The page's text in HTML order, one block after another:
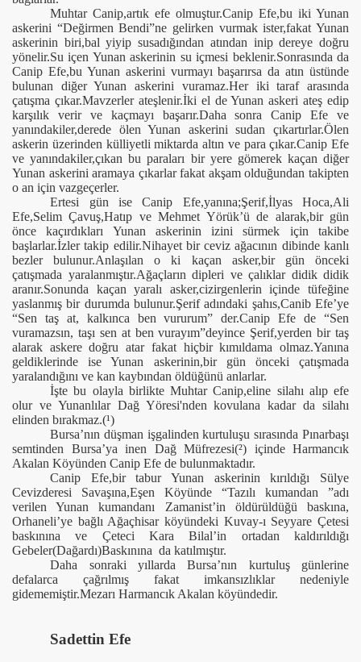
Muhtar Canip,artık efe olmuştur.Canip Efe,bu iki Yunan
askerini “Değirmen Bendi”ne gelirken vurmak ister,fakat Yunan
askerinin biri,bal yiyip susadığından atından inip dereye doğru
yönelir.Su içen Yunan askerinin su içmesi beklenir.Sonrasında da
Canip Efe,bu Yunan askerini vurmayı başarırsa da atın üstünde
bulunan diğer Yunan askerini vuramaz.Her iki taraf arasında
çatışma çıkar.Mavzerler ateşlenir.İki el de Yunan askeri ateş edip
karşılık verir ve kaçmayı başarır.Daha sonra Canip Efe ve
yanındakiler,derede ölen Yunan askerini sudan çıkartırlar.Ölen
askerin üzerinden külliyetli miktarda altın ve para çıkar.Canip Efe
ve yanındakiler,çıkan bu paraları bir yere gömerek kaçan diğer
Yunan askerini aramaya çıkarlar fakat akşam olduğundan takipten
o an için vazgeçerler.
Ertesi gün ise Canip Efe,yanına;Şerif,İlyas Hoca,Ali
Efe,Selim Çavuş,Hatıp ve Mehmet Yörük’ü de alarak,bir gün
önce kaçırdıkları Yunan askerinin izini sürmek için takibe
başlarlar.İzler takip edilir.Nihayet bir ceviz ağacının dibinde kanlı
bezler bulunur.Anlaşılan o ki kaçan asker,bir gün önceki
çatışmada yaralanmıştır.Ağaçların dipleri ve çalıklar didik didik
aranır.Sonunda kaçan yaralı asker,cizirgenlerin içinde tüfeğine
yaslanmış bir durumda bulunur.Şerif adındaki şahıs,Canib Efe’ye
“Sen taş at, kalkınca ben vururum” der.Canip Efe de “Sen
vuramazsın, taşı sen at ben vurayım”deyince Şerif,yerden bir taş
alarak askere doğru atar fakat hiçbir kımıldama olmaz.Yanına
geldiklerinde ise Yunan askerinin,bir gün önceki çatışmada
yaralandığını ve kan kaybından öldüğünü anlarlar.
İşte bu olayla birlikte Muhtar Canip,eline silahı alıp efe
olur ve Yunanlılar Dağ Yöresi'nden kovulana kadar da silahı
elinden bırakmaz.(¹)
Bursa’nın düşman işgalinden kurtuluşu sırasında Pınarbaşı
semtinden Bursa’ya inen Dağ Müfrezesi(²) içinde Harmancık
Akalan Köyünden Canip Efe de bulunmaktadır.
Canip Efe,bir tabur Yunan askerinin kırıldığı Sülye
Cevizderesi Savaşına,Eşen Köyünde “Tazılı kumandan ”adı
verilen Yunan kumandanı Zamanist’in öldürüldüğü baskına,
Orhaneli’ye bağlı Ağaçhisar köyündeki Kuvay-ı Seyyare Çetesi
baskınına ve Çeteci Kara Bilal’in ortadan kaldırıldığı
Gebeler(Dağardı)Baskınına da katılmıştır.
Daha sonraki yıllarda Bursa’nın kurtuluş günlerine
defalarca çağrılmış fakat imkansızlıklar nedeniyle
gidememiştir.Mezarı Harmancık Akalan köyündedir.
Sadettin Efe